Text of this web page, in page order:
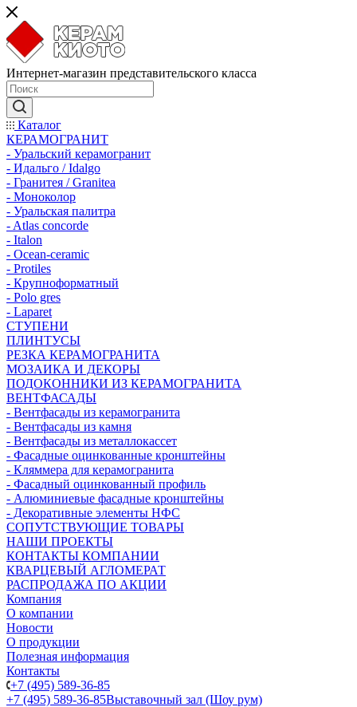
Интернет-магазин представительского класса
Каталог
КЕРАМОГРАНИТ
- Уральский керамогранит
- Идальго / Idalgo
- Гранитея / Granitea
- Моноколор
- Уральская палитра
- Atlas concorde
- Italon
- Ocean-ceramic
- Protiles
- Крупноформатный
- Polo gres
- Laparet
СТУПЕНИ
ПЛИНТУСЫ
РЕЗКА КЕРАМОГРАНИТА
МОЗАИКА И ДЕКОРЫ
ПОДОКОННИКИ ИЗ КЕРАМОГРАНИТА
ВЕНТФАСАДЫ
- Вентфасады из керамогранита
- Вентфасады из камня
- Вентфасады из металлокассет
- Фасадные оцинкованные кронштейны
- Кляммера для керамогранита
- Фасадный оцинкованный профиль
- Алюминиевые фасадные кронштейны
- Декоративные элементы НФС
СОПУТСТВУЮЩИЕ ТОВАРЫ
НАШИ ПРОЕКТЫ
КОНТАКТЫ КОМПАНИИ
КВАРЦЕВЫЙ АГЛОМЕРАТ
РАСПРОДАЖА ПО АКЦИИ
Компания
О компании
Новости
О продукции
Полезная информация
Контакты
+7 (495) 589-36-85
+7 (495) 589-36-85Выставочный зал (Шоу рум)